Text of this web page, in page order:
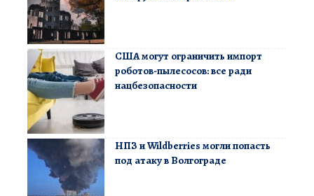
США могут ограничить импорт
роботов-пылесосов: все ради
нацбезопасности
НПЗ и Wildberries могли попасть
под атаку в Волгограде